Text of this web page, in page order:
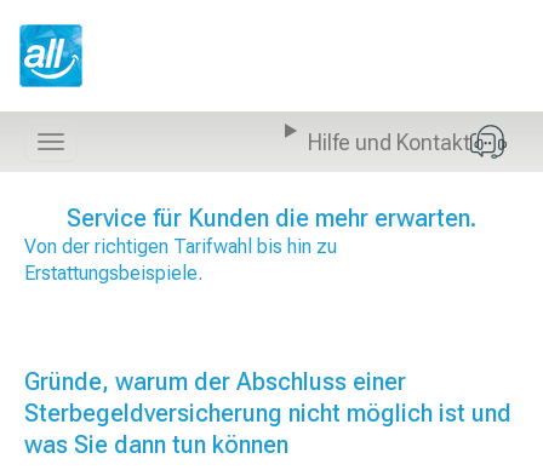
n
a
Navigation
anzeigen
Hilfe und Kontakt
Service für Kunden die mehr erwarten.
Von der richtigen Tarifwahl bis hin zu
Erstattungsbeispiele.
Gründe, warum der Abschluss einer
Sterbegeldversicherung nicht möglich ist und
was Sie dann tun können